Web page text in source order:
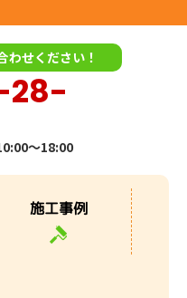
わせください！
28-
～18:00
施工事例